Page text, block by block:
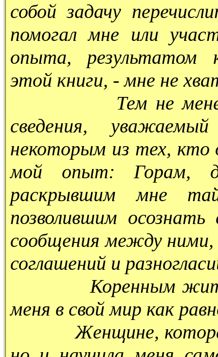
собой задачу
помогал мне или
опыта, результатом
этой книги, - мне не
Тем не менее я
сведения,
некоторым из тех, кто
мой опыт: Горам,
раскрывшим мне
позволившим
сообщения между
соглашений и
Коренным
меня в свой мир как
Женщине, которая